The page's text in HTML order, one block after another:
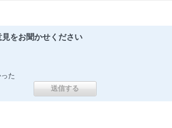
をお聞かせください
た